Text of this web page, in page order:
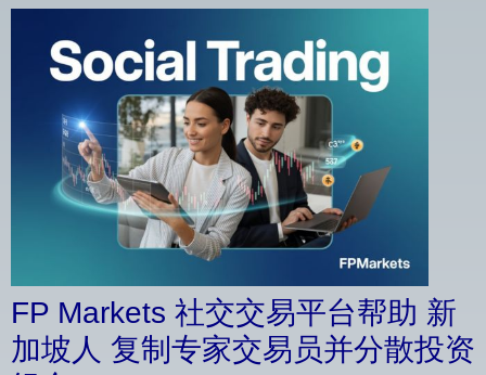
FP Markets 社交交易平台帮助 新
加坡人 复制专家交易员并分散投资